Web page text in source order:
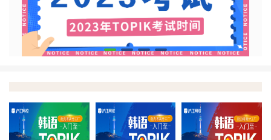
零至初 零至中